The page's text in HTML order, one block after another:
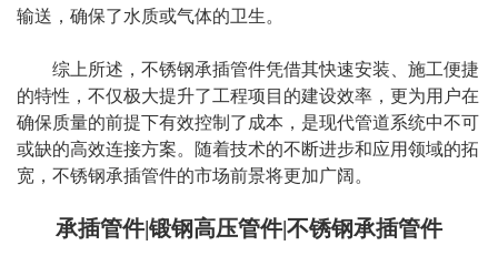
输送，确保了水质或气体的卫生。
综上所述，不锈钢承插管件凭借其快速安装、施工便捷
的特性，不仅极大提升了工程项目的建设效率，更为用户在
确保质量的前提下有效控制了成本，是现代管道系统中不可
或缺的高效连接方案。随着技术的不断进步和应用领域的拓
宽， 不锈钢承插管件的市场前景将更加广阔。
承插管件|锻钢高压管件|不锈钢承插管件